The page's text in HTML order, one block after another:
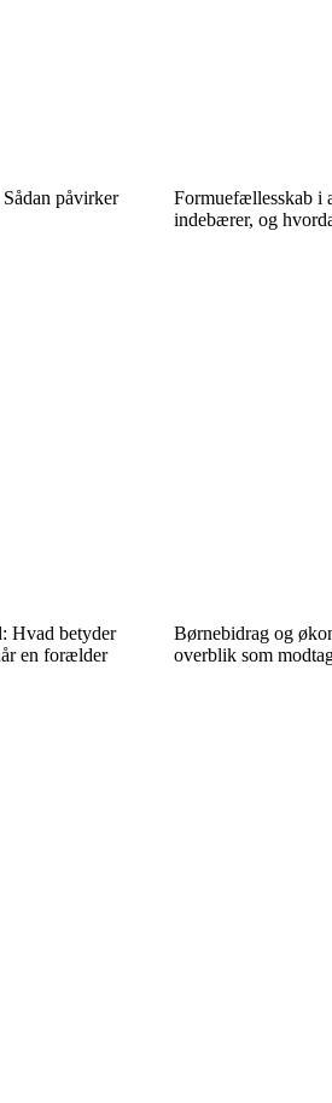
påvirker
Formuefællesskab i
indebærer, og
Hvad betyder
en forælder
Børnebidrag og
overblik som